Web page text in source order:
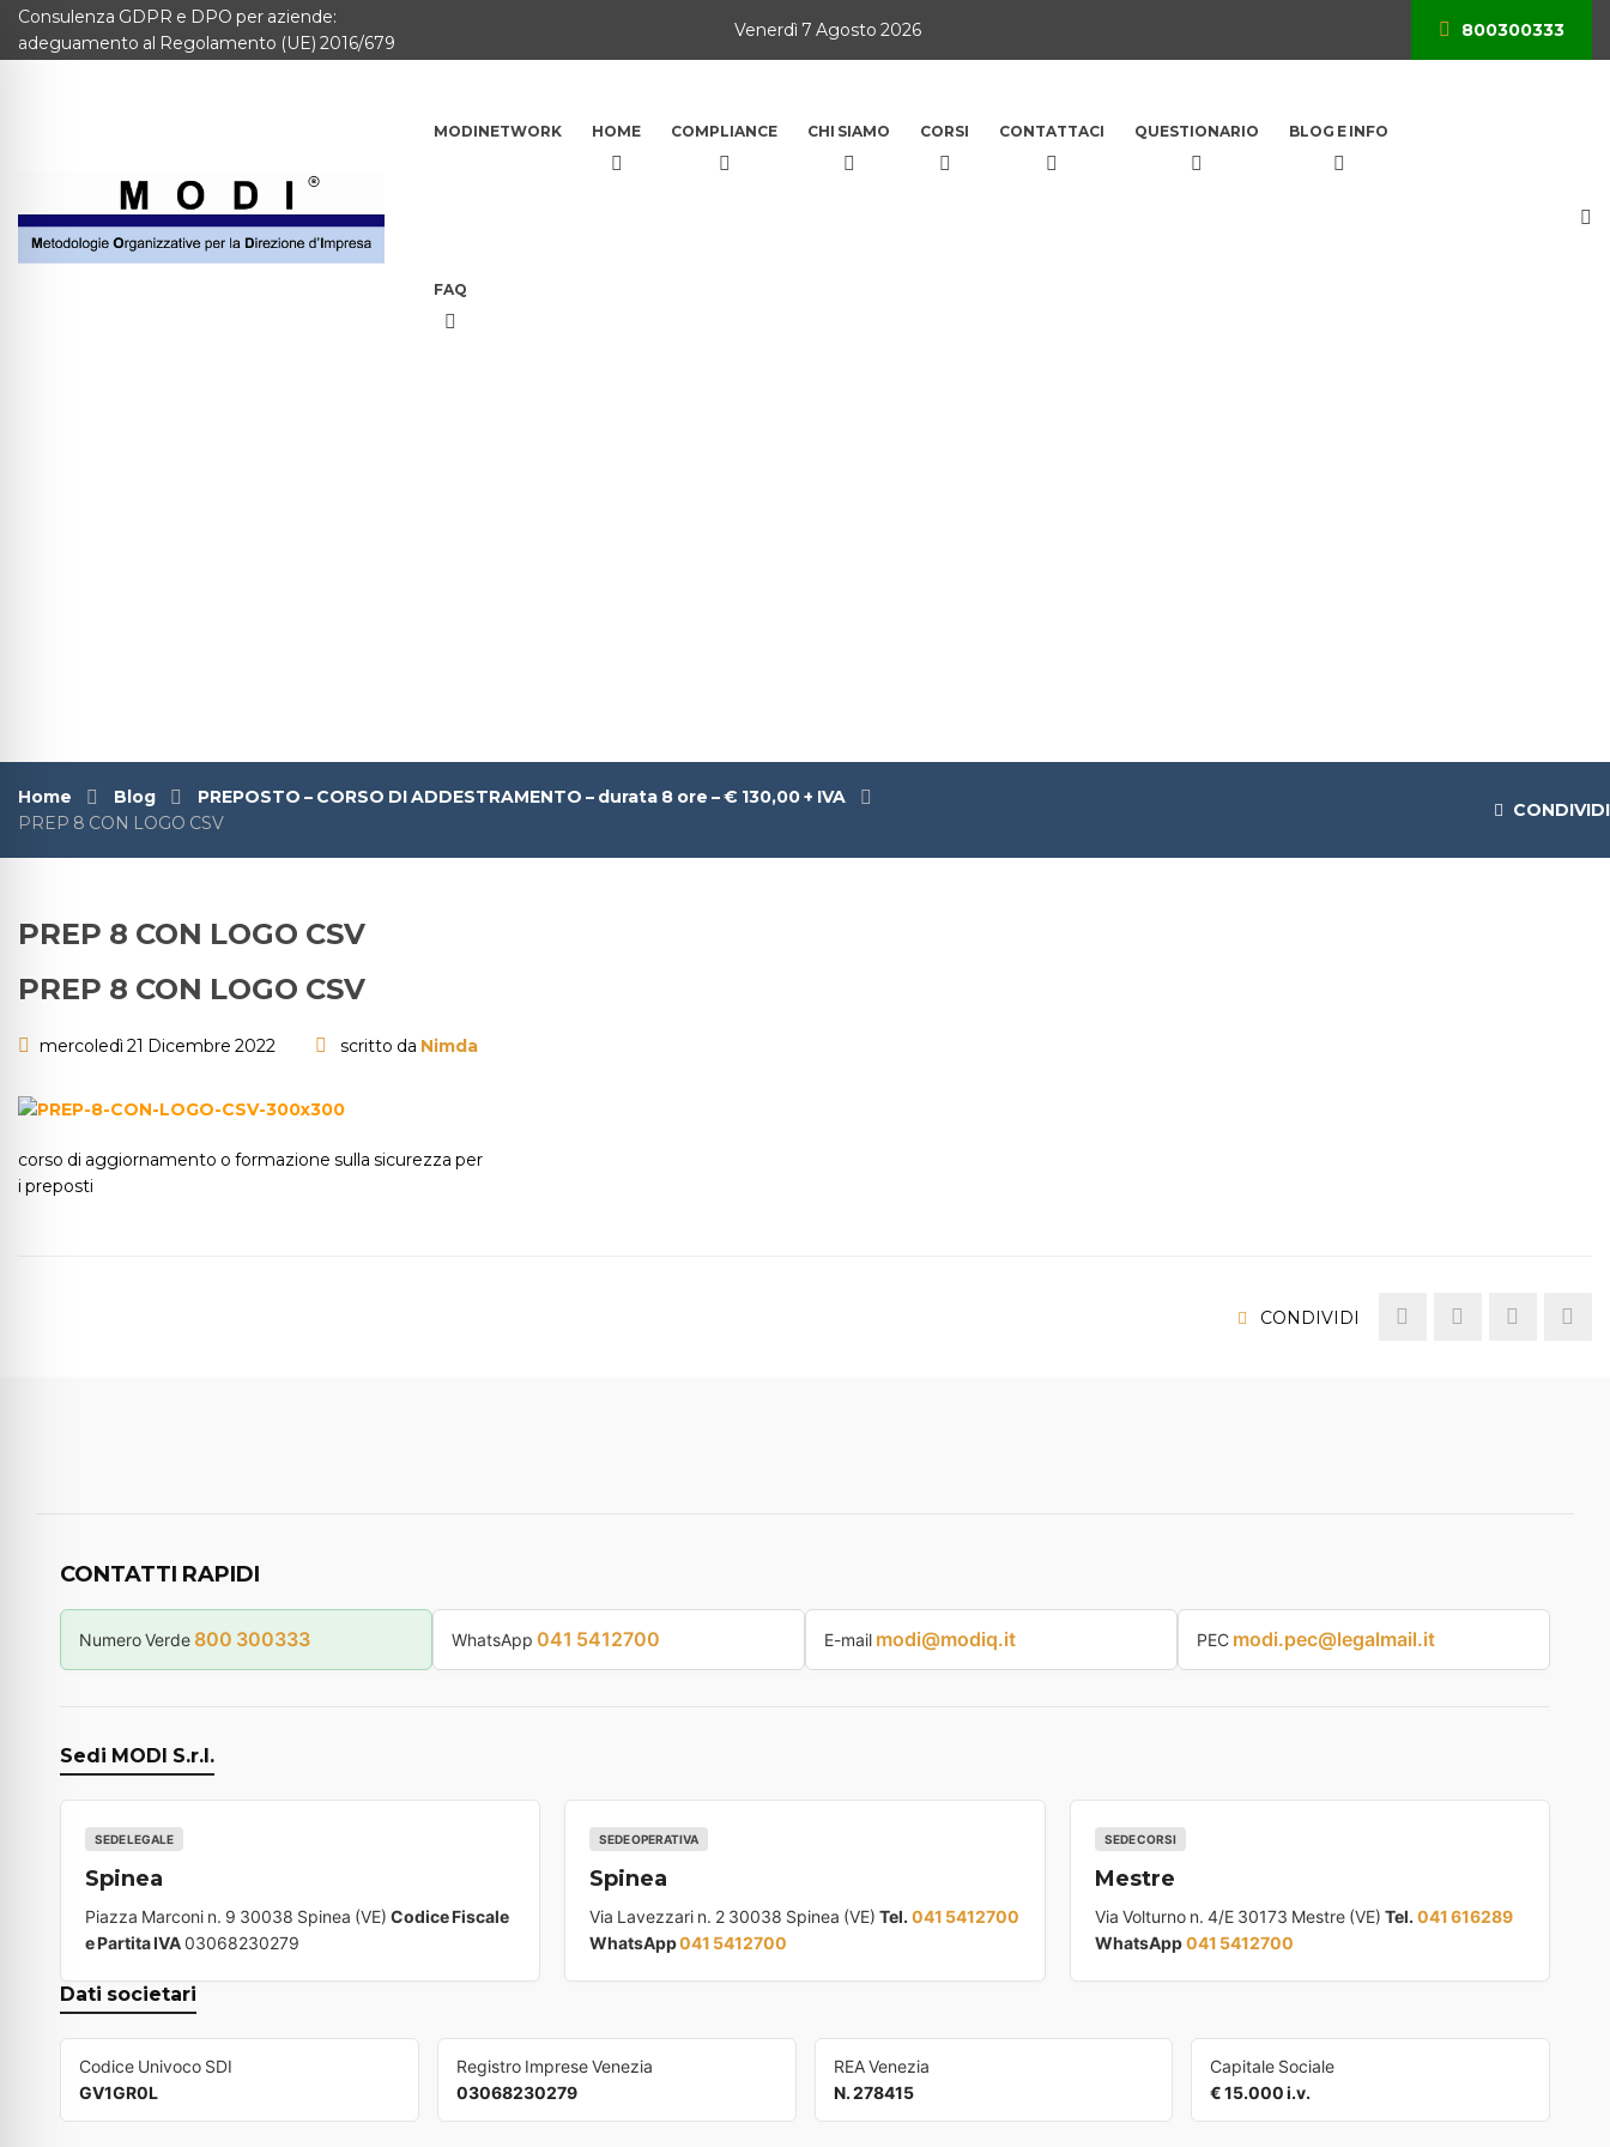
MODINETWORK
Chi Siamo
Corsi
Consulenza GDPR e DPO per aziende:
adeguamento al Regolamento (UE) 2016/679
Venerdì 7 Agosto 2026 800300333
MODINETWORK HOME COMPLIANCE CHI SIAMO CORSI CONTATTACI QUESTIONARIO BLOG E INFO
FAQ
Home Blog
PREPOSTO – CORSO DI ADDESTRAMENTO – durata 8 ore – € 130,00 + IVA
PREP 8 CON LOGO CSV
CONDIVIDI
PREP 8 CON LOGO CSV
PREP 8 CON LOGO CSV
mercoledì 21 Dicembre 2022 scritto da Nimda
corso di aggiornamento o formazione sulla sicurezza per
i preposti
CONDIVIDI
CONTATTI RAPIDI
Numero Verde 800 300333 WhatsApp 041 5412700 E-mail modi@modiq.it PEC modi.pec@legalmail.it
Sedi MODI S.r.l.
SEDE LEGALE
Spinea
Piazza Marconi n. 9 30038 Spinea (VE) Codice Fiscale
e Partita IVA03068230279
SEDE OPERATIVA
Spinea
Via Lavezzari n. 2 30038 Spinea (VE)Tel. 041 5412700
WhatsApp041 5412700
SEDE CORSI
Mestre
Via Volturno n. 4/E 30173 Mestre (VE) Tel. 041 616289
WhatsApp041 5412700
Dati societari
Codice Univoco SDI
GV1GR0L
Registro Imprese Venezia
03068230279
REA Venezia
N. 278415
Capitale Sociale
€ 15.000 i.v.